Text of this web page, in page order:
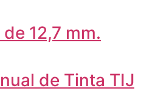
12,7 mm.
de Tinta TIJ